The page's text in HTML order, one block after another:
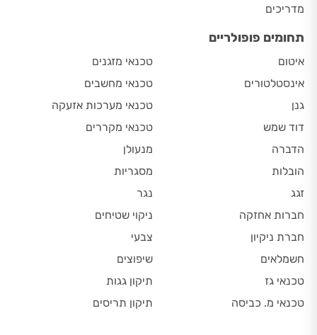
מדריכים
תחומים פופולריים
איטום
אינסטלטורים
גנן
דוד שמש
הדברה
הובלות
זגג
חברות אחזקה
חברת ניקיון
חשמלאים
טכנאי גז
טכנאי מ. כביסה
טכנאי מזגנים
טכנאי מחשבים
טכנאי מערכות אזעקה
טכנאי מקררים
מנעולן
מסגריות
נגר
ניקוי שטיחים
צבעי
שיפוצים
תיקון גגות
תיקון תריסים